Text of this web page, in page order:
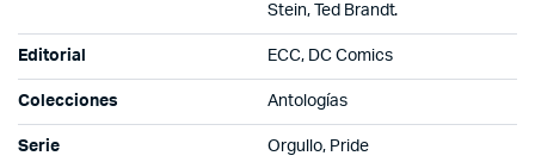
Stein, Ted Brandt.
Editorial ECC, DC Comics
Colecciones Antologías
Serie Orgullo, Pride